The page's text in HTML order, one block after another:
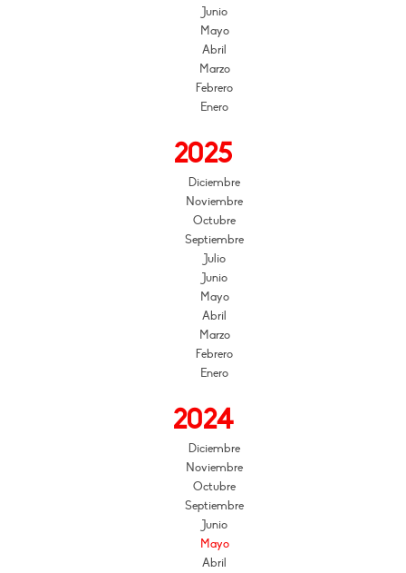
Junio
Mayo
Abril
Marzo
Febrero
Enero
2025
Diciembre
Noviembre
Octubre
Septiembre
Julio
Junio
Mayo
Abril
Marzo
Febrero
Enero
2024
Diciembre
Noviembre
Octubre
Septiembre
Junio
Mayo
Abril